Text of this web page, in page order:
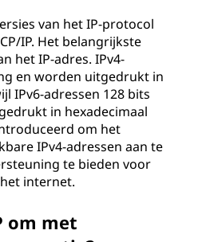
van het IP-protocol
IP. Het belangrijkste
het IP-adres. IPv4-
en worden uitgedrukt in
IPv6-adressen 128 bits
in hexadecimaal
om het
IPv4-adressen aan te
te bieden voor
internet.
om met